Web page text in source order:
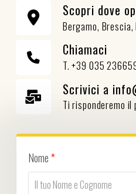
Scopri dove
Bergamo,
Chiamaci
T. +39 035
Scrivici a
Ti risponderemo il
Nome*